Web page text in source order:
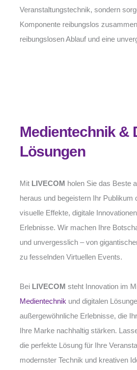
Veranstaltungstechnik, sondern
Komponente reibungslos
reibungslosen Ablauf und eine
Medientechnik &
Lösungen
Mit LIVECOM holen Sie das Beste
heraus und begeistern Ihr Publikum
visuelle Effekte, digitale
Erlebnisse. Wir machen Ihre
und unvergesslich – von
zu fesselnden Virtuellen Events.
Bei LIVECOM steht Innovation im
Medientechnik und digitalen
außergewöhnliche Erlebnisse, die
Ihre Marke nachhaltig stärken.
die perfekte Lösung für Ihre
modernster Technik und kreativen